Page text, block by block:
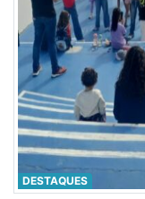
DESTAQUES